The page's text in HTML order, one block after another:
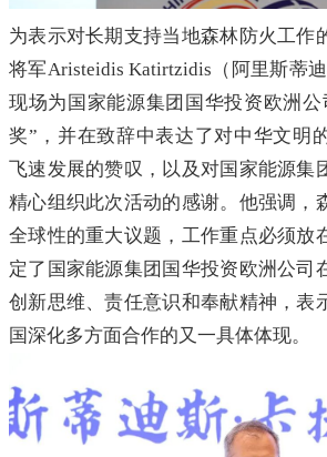
为表示对长期支持当地森林防火工作
将军Aristeidis Katirtzidis（阿里斯蒂迪
现场为国家能源集团国华投资欧洲
奖”，并在致辞中表达了对中华文明
飞速发展的赞叹，以及对国家能源集
精心组织此次活动的感谢。他强调，
全球性的重大议题，工作重点必须放
定了国家能源集团国华投资欧洲公司
创新思维、责任意识和奉献精神，表
国深化多方面合作的又一具体体现。